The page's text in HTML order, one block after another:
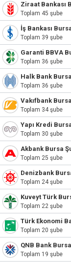
Ziraat Bankası
Toplam 45 şube
İş Bankası
Toplam 39 şube
Garanti BBVA
Toplam 36 şube
Halk Bank
Toplam 36 şube
Vakıfbank
Toplam 34 şube
Yapı Kredi
Toplam 30 şube
Akbank Bursa
Toplam 25 şube
Denizbank
Toplam 24 şube
Kuveyt Türk
Toplam 22 şube
Türk Ekonomi
Toplam 20 şube
QNB Bank
Toplam 19 şube